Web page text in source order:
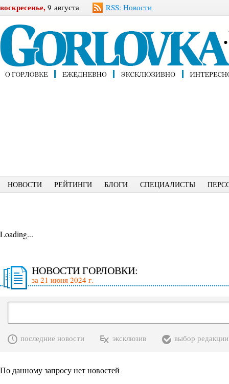
воскресенье, 9 августа RSS: Новости
НОВОСТИ РЕЙТИНГИ БЛОГИ СПЕЦИАЛИСТЫ
Loading...
НОВОСТИ ГОРЛОВКИ:
за 21 июня 2024 г.
последние новости эксклюзив выбор редакции
По данному запросу нет новостей